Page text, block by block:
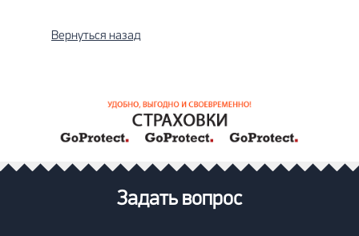
Вернуться назад
Задать вопрос